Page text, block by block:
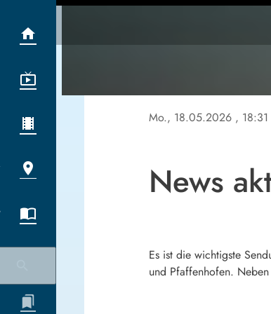
Mo., 18.05.2026 ,
News
Es ist die wichtigste
und Pfaffenhofen.